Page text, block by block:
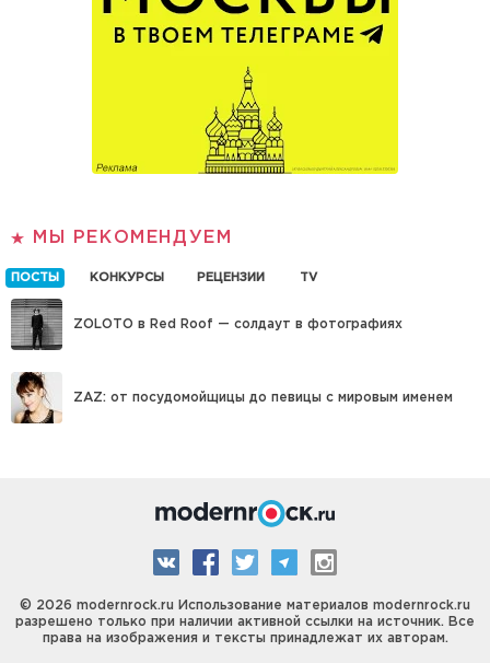
МЫ РЕКОМЕНДУЕМ
ПОСТЫ КОНКУРСЫ РЕЦЕНЗИИ TV
ZOLOTO в Red Roof — солдаут в фотографиях
ZAZ: от посудомойщицы до певицы с мировым именем
© 2026 modernrock.ru Использование материалов modernrock.ru
разрешено только при наличии активной ссылки на источник. Все
права на изображения и тексты принадлежат их авторам.